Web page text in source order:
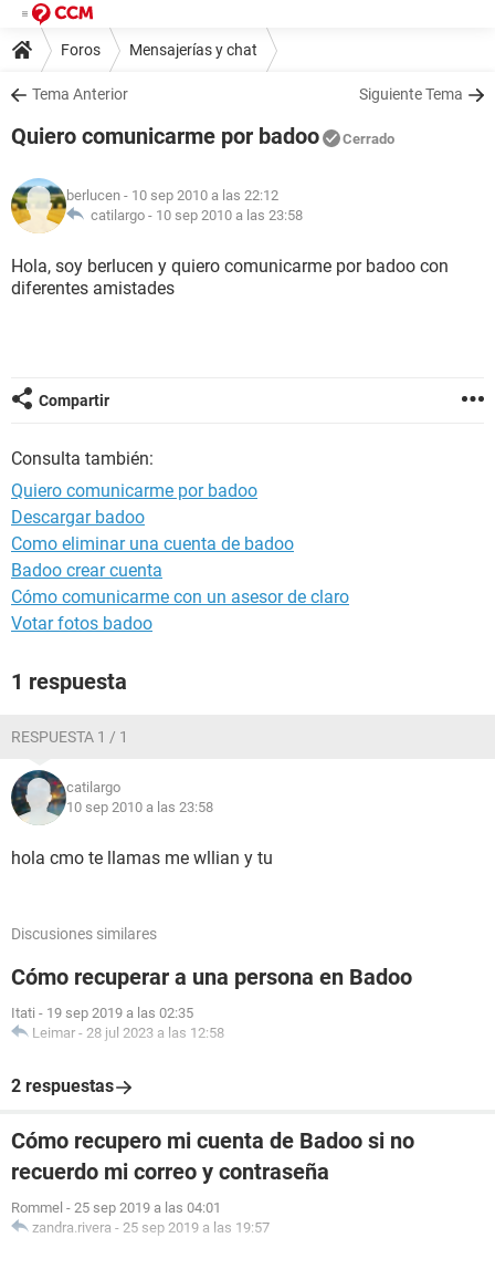
Foros Mensajerías y chat
Tema Anterior Siguiente Tema
Quiero comunicarme por badoo Cerrado
berlucen - 10 sep 2010 a las 22:12
catilargo - 10 sep 2010 a las 23:58
Hola, soy berlucen y quiero comunicarme por badoo con
diferentes amistades
Compartir
Consulta también:
Quiero comunicarme por badoo
Descargar badoo
Como eliminar una cuenta de badoo
Badoo crear cuenta
Cómo comunicarme con un asesor de claro
Votar fotos badoo
1 respuesta
RESPUESTA 1 / 1
catilargo
10 sep 2010 a las 23:58
hola cmo te llamas me wllian y tu
Discusiones similares
Cómo recuperar a una persona en Badoo
Itati - 19 sep 2019 a las 02:35
Leimar - 28 jul 2023 a las 12:58
2 respuestas
Cómo recupero mi cuenta de Badoo si no
recuerdo mi correo y contraseña
Rommel - 25 sep 2019 a las 04:01
zandra.rivera - 25 sep 2019 a las 19:57